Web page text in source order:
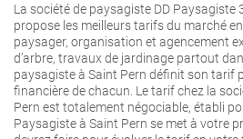
La société de paysagiste DD Paysagiste
propose les meilleurs tarifs du marché
paysager, organisation et agencement
d’arbre, travaux de jardinage partout
paysagiste à Saint Pern définit son tarif
financière de chacun. Le tarif chez la
Pern est totalement négociable, établi
Paysagiste à Saint Pern se met à votre